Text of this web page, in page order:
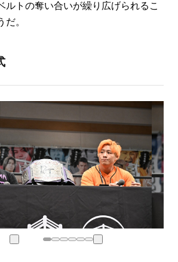
ルトの奪い合いが繰り広げられるこ
だ。